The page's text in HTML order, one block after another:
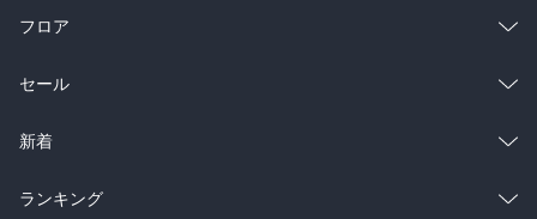
フロア
総合
ラノベ
雑誌・グラビア
セール
総合
ラノベ
新着
総合
ランキング